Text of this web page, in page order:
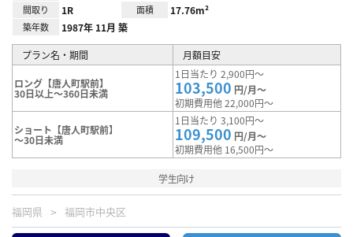
間取り 1R 面積 17.76m²
築年数 1987年 11月 築
プラン名・期間 月額目安
ロング【唐人町駅前】
30日以上～360日未満
1日当たり 2,900円～
103,500 円/月～
初期費用他 22,000円～
ショート【唐人町駅前】
～30日未満
1日当たり 3,100円～
109,500 円/月～
初期費用他 16,500円～
学生向け
福岡県 福岡市中央区